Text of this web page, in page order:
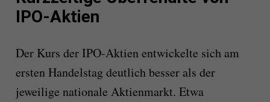
IPO-Aktien
Der Kurs der IPO-Aktien entwickelte sich am
ersten Handelstag deutlich besser als der
jeweilige nationale Aktienmarkt. Etwa